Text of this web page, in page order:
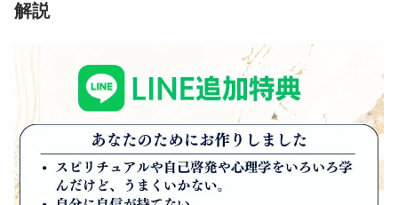
解説